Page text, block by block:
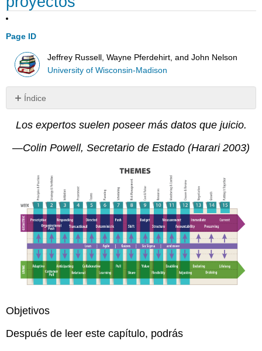
Page ID
Jeffrey Russell, Wayne Pferdehirt, and John Nelson
University of Wisconsin-Madison
Índice
Conseguir
fundamentos
La
manera
Toyota
de
Detener,
Mirar
y
Escuchar
El
poder
las
de
Los expertos suelen poseer más datos que juicio.
—Colin Powell, Secretario de Estado (Harari 2003)
Objetivos
Después de leer este capítulo, podrás